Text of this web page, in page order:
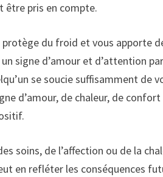
être pris en compte.
du froid et vous apporte
signe d’amour et d’attention
se soucie suffisamment de
d’amour, de chaleur, de
soins, de l’affection ou de la
en refléter les conséquences